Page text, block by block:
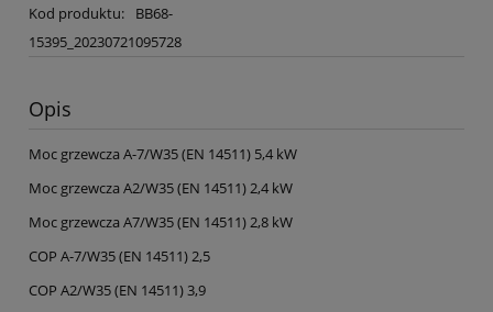
Kod produktu:
BB68-
15395_20230721095728
Opis
Moc grzewcza A-7/W35 (EN 14511) 5,4 kW
Moc grzewcza A2/W35 (EN 14511) 2,4 kW
Moc grzewcza A7/W35 (EN 14511) 2,8 kW
COP A-7/W35 (EN 14511) 2,5
COP A2/W35 (EN 14511) 3,9